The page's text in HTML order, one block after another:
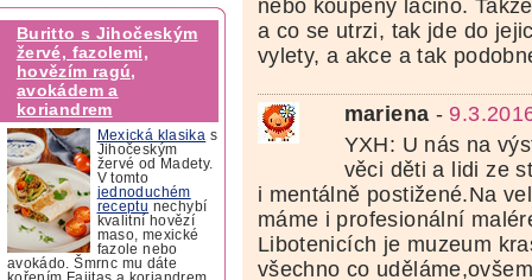
Buritto s Jihočeským
žervé, fazolemi,
hovězím ragú,
avokádem a
koriandrem
Mexická klasika s
Jihočeským
žervé od Madety.
V tomto
jednoduchém
receptu nechybí
kvalitní hovězí
maso, mexické
fazole nebo
avokádo. Šmrnc mu dáte
nebo koupeny lacino.
a co se utrzi, tak jde do
vylety, a akce a tak
mariena -
YXH: U nás na
věci děti a lidi ze
i mentálně postižené.Na
máme i profesionální
Libotenicích je muzeum
všechno co